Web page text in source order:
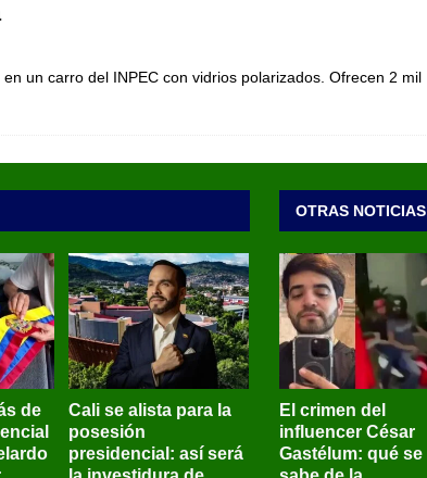
en un carro del INPEC con vidrios polarizados. Ofrecen 2 mil
de
Cali se alista para la
posesión
presidencial: así será
OTRAS NOTICIAS
El crimen del
influencer César
Gastélum: qué se